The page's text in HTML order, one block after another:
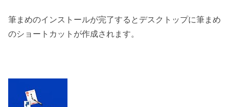
筆まめのインストールが完了するとデスクトップに筆まめ
のショートカットが作成されます。